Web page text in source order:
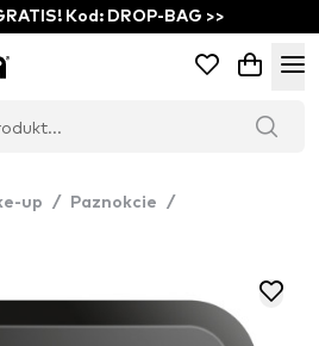
Kod: DROP-BAG >>
up / Paznokcie
/